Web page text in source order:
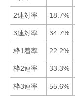
2連対率 18.7%
3連対率 34.7%
枠1着率 22.2%
枠2連率 33.3%
枠3連率 55.6%